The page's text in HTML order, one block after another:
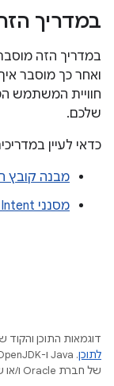
במדריך
במדריך הזה
ואחר כך מוסבר
חוויית המשתמש
שלכם.
כדאי לעיין
מבנה קובץ
מסנני Intent ו-Intent
דוגמאות התוכן
לתוכן
של חברת Oracle ו/או של השותפים העצמאיים שלה.